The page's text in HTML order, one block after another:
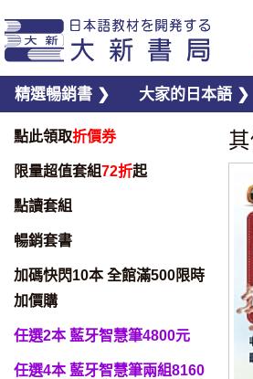
精選暢銷書 ❯ 大家的日本語 ❯
點此領取折價券
限量超值套組72折起
點讀套組
暢銷套書
加碼快閃10本 全館滿500限時
加價購
任選2本 藍牙智慧筆4800元
任選4本 藍牙智慧筆兩組8160